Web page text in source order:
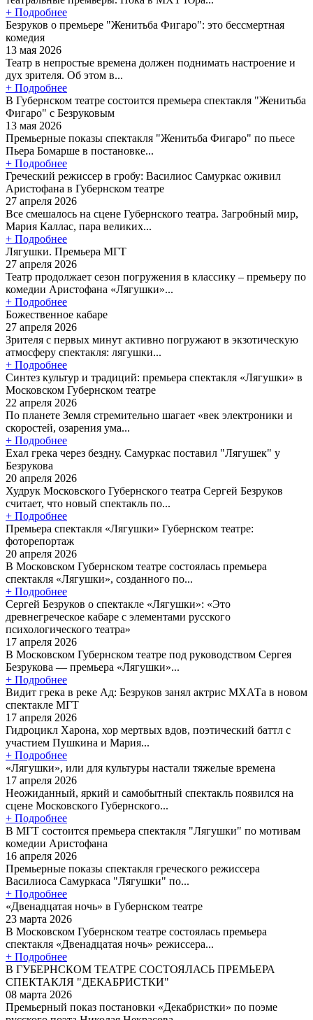
+ Подробнее
Безруков о премьере "Женитьба Фигаро": это бессмертная
комедия
13 мая 2026
Театр в непростые времена должен поднимать настроение и
дух зрителя. Об этом в...
+ Подробнее
В Губернском театре состоится премьера спектакля "Женитьба
Фигаро" с Безруковым
13 мая 2026
Премьерные показы спектакля "Женитьба Фигаро" по пьесе
Пьера Бомарше в постановке...
+ Подробнее
Греческий режиссер в гробу: Василиос Самуркас оживил
Аристофана в Губернском театре
27 апреля 2026
Все смешалось на сцене Губернского театра. Загробный мир,
Мария Каллас, пара великих...
+ Подробнее
Лягушки. Премьера МГТ
27 апреля 2026
Театр продолжает сезон погружения в классику – премьеру по
комедии Аристофана «Лягушки»...
+ Подробнее
Божественное кабаре
27 апреля 2026
Зрителя с первых минут активно погружают в экзотическую
атмосферу спектакля: лягушки...
+ Подробнее
Синтез культур и традиций: премьера спектакля «Лягушки» в
Московском Губернском театре
22 апреля 2026
По планете Земля стремительно шагает «век электроники и
скоростей, озарения ума...
+ Подробнее
Ехал грека через бездну. Самуркас поставил "Лягушек" у
Безрукова
20 апреля 2026
Худрук Московского Губернского театра Сергей Безруков
считает, что новый спектакль по...
+ Подробнее
Премьера спектакля «Лягушки» Губернском театре:
фоторепортаж
20 апреля 2026
В Московском Губернском театре состоялась премьера
спектакля «Лягушки», созданного по...
+ Подробнее
Сергей Безруков о спектакле «Лягушки»: «Это
древнегреческое кабаре с элементами русского
психологического театра»
17 апреля 2026
В Московском Губернском театре под руководством Сергея
Безрукова — премьера «Лягушки»...
+ Подробнее
Видит грека в реке Ад: Безруков занял актрис МХАТа в новом
спектакле МГТ
17 апреля 2026
Гидроцикл Харона, хор мертвых вдов, поэтический баттл с
участием Пушкина и Мария...
+ Подробнее
«Лягушки», или для культуры настали тяжелые времена
17 апреля 2026
Неожиданный, яркий и самобытный спектакль появился на
сцене Московского Губернского...
+ Подробнее
В МГТ состоится премьера спектакля "Лягушки" по мотивам
комедии Аристофана
16 апреля 2026
Премьерные показы спектакля греческого режиссера
Василиоса Самуркаса "Лягушки" по...
+ Подробнее
«Двенадцатая ночь» в Губернском театре
23 марта 2026
В Московском Губернском театре состоялась премьера
спектакля «Двенадцатая ночь» режиссера...
+ Подробнее
В ГУБЕРНСКОМ ТЕАТРЕ СОСТОЯЛАСЬ ПРЕМЬЕРА
СПЕКТАКЛЯ "ДЕКАБРИСТКИ"
08 марта 2026
Премьерный показ постановки «Декабристки» по поэме